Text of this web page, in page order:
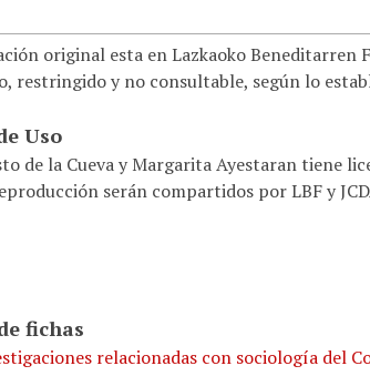
original esta en Lazkaoko Beneditarren
restringido y no consultable, según lo
Uso
de la Cueva y Margarita Ayestaran tiene
serán compartidos por LBF y
fichas
relacionadas con sociología del